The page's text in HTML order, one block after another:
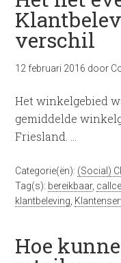
verschil
12 februari 2016 door
Het winkelgebied
gemiddelde
Friesland. …
Categorie(ën): (Social)
Tag(s): bereikbaar,
klantbeleving
Hoe